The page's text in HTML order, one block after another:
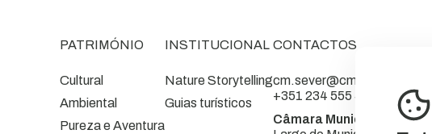
PATRIMÓNIO
Cultural
Ambiental
Pureza e Aventura
INSTITUCIONAL
Nature Storytelling
Guias turísticos
CONTACTOS
cm.sever@cm-sever.pt
+351 234 555 566
Câmara Municipal de